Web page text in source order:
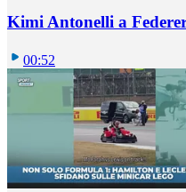
Kimi Antonelli a
00:52